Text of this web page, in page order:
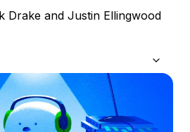
Drake and Justin Ellingwood